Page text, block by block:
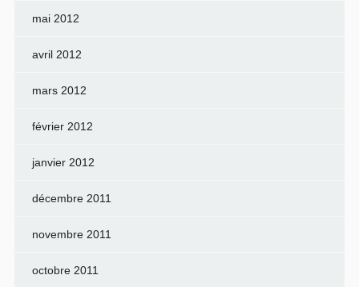
mai 2012
avril 2012
mars 2012
février 2012
janvier 2012
décembre 2011
novembre 2011
octobre 2011